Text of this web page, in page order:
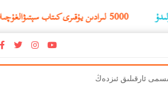
‫5000 لىرادىن يۇقىرى كىتاب سېتىۋالغۇچىلارغا تۈركىيە ئىچىگە ھەقسىز ئەۋەتىپ ېېرىلىدۇ